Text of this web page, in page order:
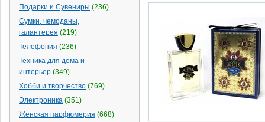
Britney Spears (3)
Brother (1)
Bruno Banani
Burberry (14)
Burberry (7)
Bvlgari (29)
C.KREUL (8)
Cacharel (28)
Cafissimo (2)
usb2.0 (1)
1 (5)
1200 dpi (1)
Подарки и Сувениры (236)
Сумки, чемоданы,
галантерея (219)
Телефония (236)
Техника для дома и
интерьер (349)
Хобби и творчество (769)
Электроника (351)
Женская парфюмерия (668)